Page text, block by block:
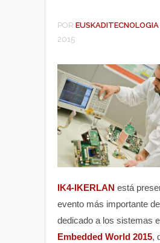
POR EUSKADITECNOLOGIA
2015
IK4-IKERLAN está
evento más importante
dedicado a los sistemas
Embedded World 2015,